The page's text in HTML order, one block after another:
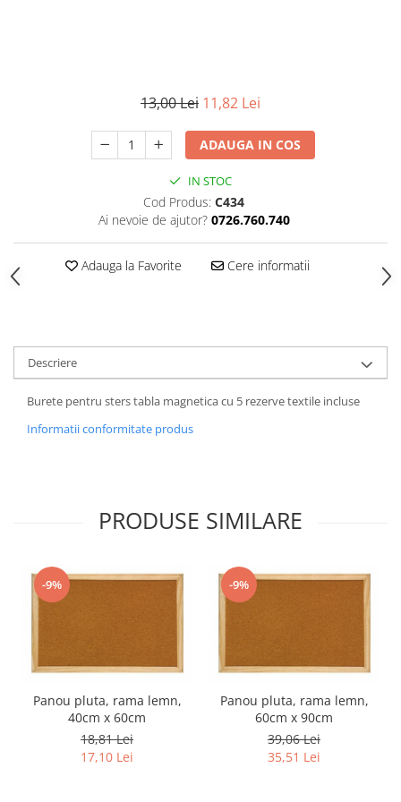
13,00 Lei 11,82 Lei
ADAUGA IN COS
IN STOC
Cod Produs: C434
Ai nevoie de ajutor? 0726.760.740
Adauga la Favorite Cere informatii
Descriere
Burete pentru sters tabla magnetica cu 5 rezerve textile incluse
Informatii conformitate produs
PRODUSE SIMILARE
-9%
Panou pluta, rama lemn,
40cm x 60cm
18,81 Lei
17,10 Lei
-9%
Panou pluta, rama lemn,
60cm x 90cm
39,06 Lei
35,51 Lei